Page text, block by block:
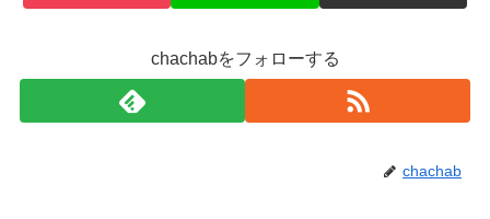
chachabをフォローする
chachab